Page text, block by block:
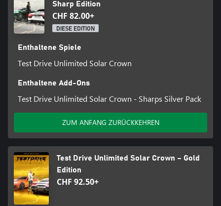
Sharp Edition
CHF 82.00+
DIESE EDITION
Enthaltene Spiele
Test Drive Unlimited Solar Crown
Enthaltene Add-Ons
Test Drive Unlimited Solar Crown - Sharps Silver Pack
ZUM ANFANG ZURÜCKKEHREN
Test Drive Unlimited Solar Crown – Gold
Edition
CHF 92.50+